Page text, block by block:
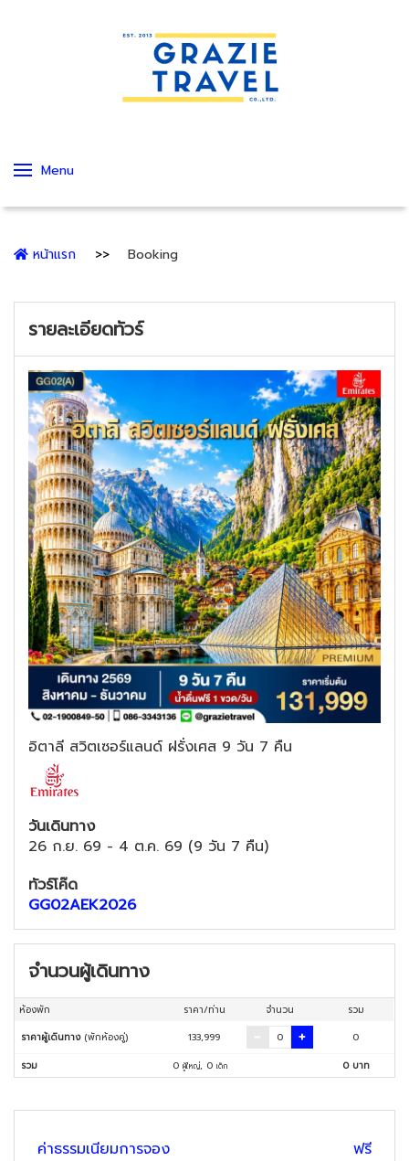
Menu
หน้าแรก Booking
รายละเอียดทัวร์
อิตาลี สวิตเซอร์แลนด์ ฝรั่งเศส 9 วัน 7 คืน
วันเดินทาง
26 ก.ย. 69 - 4 ต.ค. 69 (9 วัน 7 คืน)
ทัวร์โค๊ด
GG02AEK2026
จำนวนผู้เดินทาง
ห้องพัก ราคา/ท่าน จำนวน
รวม
ราคาผู้เดินทาง (พักห้องคู่) 133,999 0
รวม 0 ผู้ใหญ่, 0 เด็ก 0 บาท
ค่าธรรมเนียมการจอง
ฟรี